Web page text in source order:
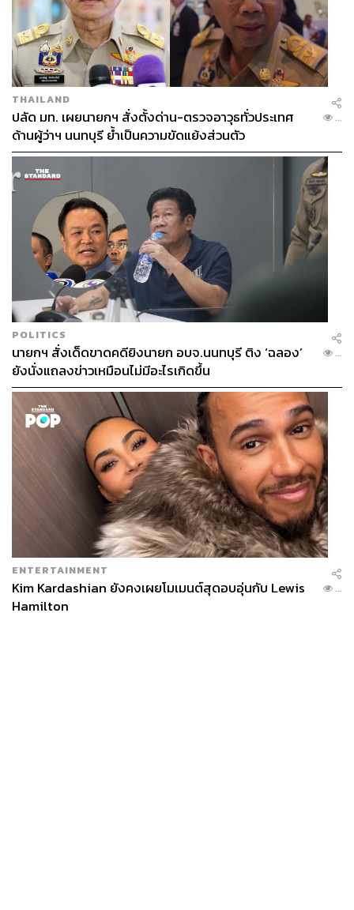
THAILAND
ปลัด มท. เผยนายกฯ สั่งตั้งด่าน-ตรวจอาวุธทั่วประเทศ
ด้านผู้ว่าฯ นนทบุรี ย้ำเป็นความขัดแย้งส่วนตัว
...
POLITICS
นายกฯ สั่งเด็ดขาดคดียิงนายก อบจ.นนทบุรี ติง ‘ฉลอง’
ยังนั่งแถลงข่าวเหมือนไม่มีอะไรเกิดขึ้น
...
ENTERTAINMENT
Kim Kardashian ยังคงเผยโมเมนต์สุดอบอุ่นกับ Lewis
Hamilton
...